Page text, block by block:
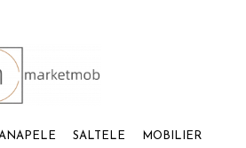
SALTELE MOBILIER